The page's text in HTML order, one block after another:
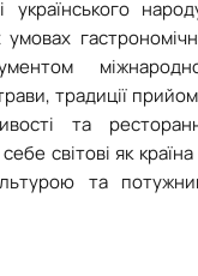
українського
традиції
та
світові як країна
та